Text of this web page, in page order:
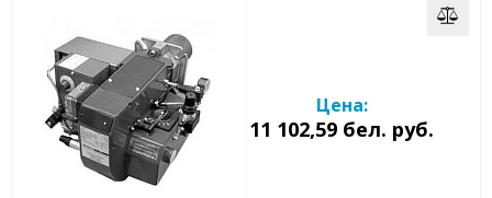
Цена:
11 102,59 бел. руб.